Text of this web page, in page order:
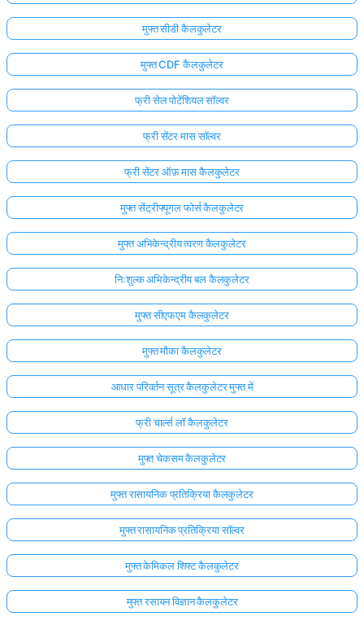
मुफ्त सीडी कैलकुलेटर
मुफ्त CDF कैलकुलेटर
फ्री सेल पोटेंशियल सॉल्वर
फ्री सेंटर मास सॉल्वर
फ्री सेंटर ऑफ़ मास कैलकुलेटर
मुफ्त सेंट्रीफ्यूगल फोर्स कैलकुलेटर
मुफ्त अभिकेन्द्रीय त्वरण कैलकुलेटर
निःशुल्क अभिकेन्द्रीय बल कैलकुलेटर
मुफ्त सीएफएम कैलकुलेटर
मुफ्त मौका कैलकुलेटर
आधार परिवर्तन सूत्र कैलकुलेटर मुफ्त में
फ्री चार्ल्स लॉ कैलकुलेटर
मुफ्त चेकसम कैलकुलेटर
मुफ्त रासायनिक प्रतिक्रिया कैलकुलेटर
मुफ्त रासायनिक प्रतिक्रिया सॉल्वर
मुफ्त केमिकल शिफ्ट कैलकुलेटर
मुफ्त रसायन विज्ञान कैलकुलेटर